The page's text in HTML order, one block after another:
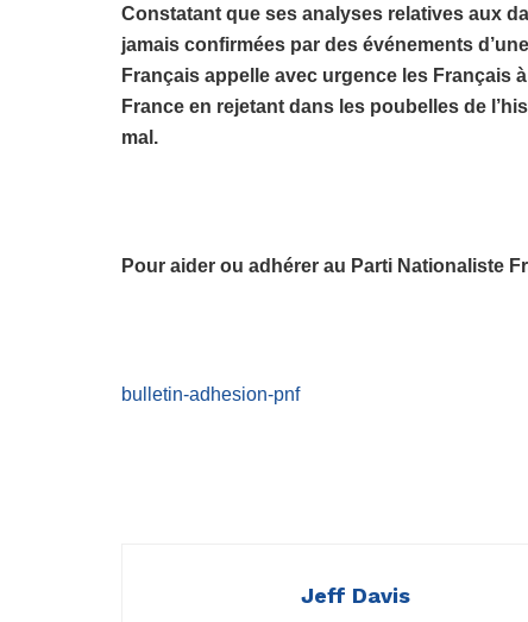
Constatant que ses analyses relatives aux
jamais confirmées par des événements
Français appelle avec urgence les Français
France en rejetant dans les poubelles de
mal.
Pour aider ou adhérer au Parti Nationaliste
bulletin-adhesion-pnf
Jeff Davis